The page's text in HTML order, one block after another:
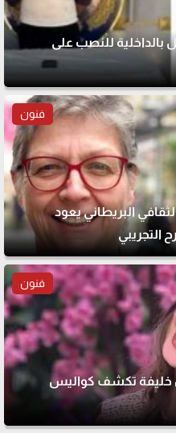
للنصب على
فنون
الثقافي البريطاني يعود
التجريبي
فنون
خليفة تكشف كواليس